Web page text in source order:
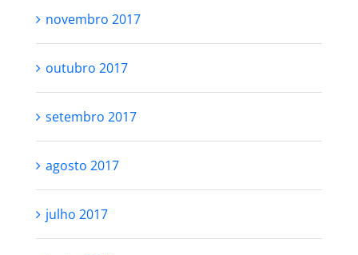
novembro 2017
outubro 2017
setembro 2017
agosto 2017
julho 2017